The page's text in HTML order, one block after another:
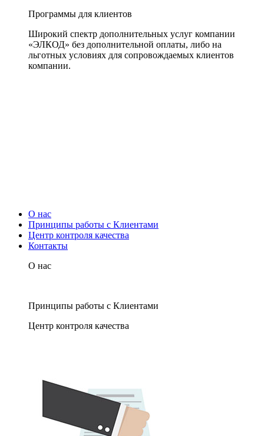
Программы для клиентов
Широкий спектр дополнительных услуг компании
«ЭЛКОД» без дополнительной оплаты, либо на
льготных условиях для сопровождаемых клиентов
компании.
О нас
Принципы работы с Клиентами
Центр контроля качества
Контакты
О нас
Принципы работы с Клиентами
Центр контроля качества